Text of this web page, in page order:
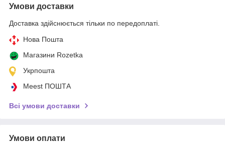
Умови доставки
Доставка здійснюється тільки по передоплаті.
Нова Пошта
Магазини Rozetka
Укрпошта
Meest ПОШТА
Всі умови доставки
Умови оплати